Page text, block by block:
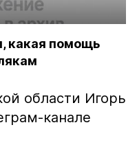
какая помощь
области Игорь
канале